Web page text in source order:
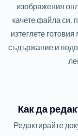
изображения
качете файла си,
изтеглете
съдържание и
Как да
Редактирайте